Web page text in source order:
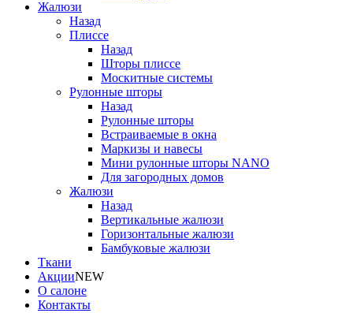
Жалюзи
Назад
Плиссе
Назад
Шторы плиссе
Москитные системы
Рулонные шторы
Назад
Рулонные шторы
Встраиваемые в окна
Маркизы и навесы
Мини рулонные шторы NANO
Для загородных домов
Жалюзи
Назад
Вертикальные жалюзи
Горизонтальные жалюзи
Бамбуковые жалюзи
Ткани
АкцииNEW
О салоне
Контакты